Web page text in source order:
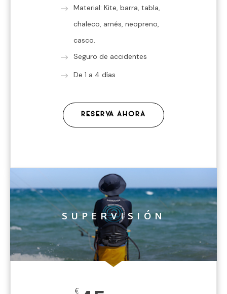
Material: Kite, barra, tabla,
chaleco, arnés, neopreno,
casco.
Seguro de accidentes
De 1 a 4 días
RESERVA AHORA
SUPERVISIÓN
€